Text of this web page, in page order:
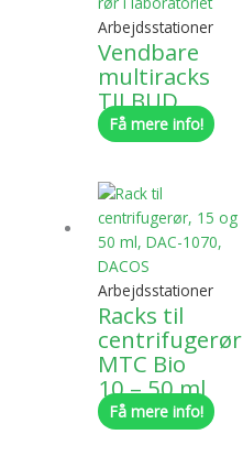
Arbejdsstationer
Vendbare
multiracks
TILBUD
Få mere info!
Arbejdsstationer
Racks til
centrifugerør
MTC Bio
10 – 50 ml
Få mere info!